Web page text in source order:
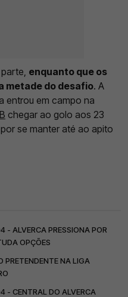
enquanto que os
metade do desafio. A
entrou em campo na
chegar ao golo aos 23
se manter até ao apito
- ALVERCA PRESSIONA POR
OPÇÕES
PRETENDENTE NA LIGA
- CENTRAL DO ALVERCA